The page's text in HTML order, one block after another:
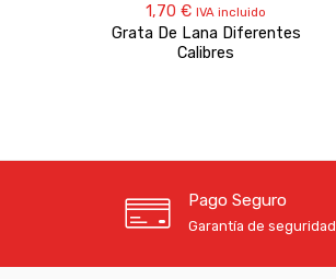
1,70 € IVA incluido
Grata De Lana Diferentes
Calibres
Pago Seguro
Garantía de seguridad